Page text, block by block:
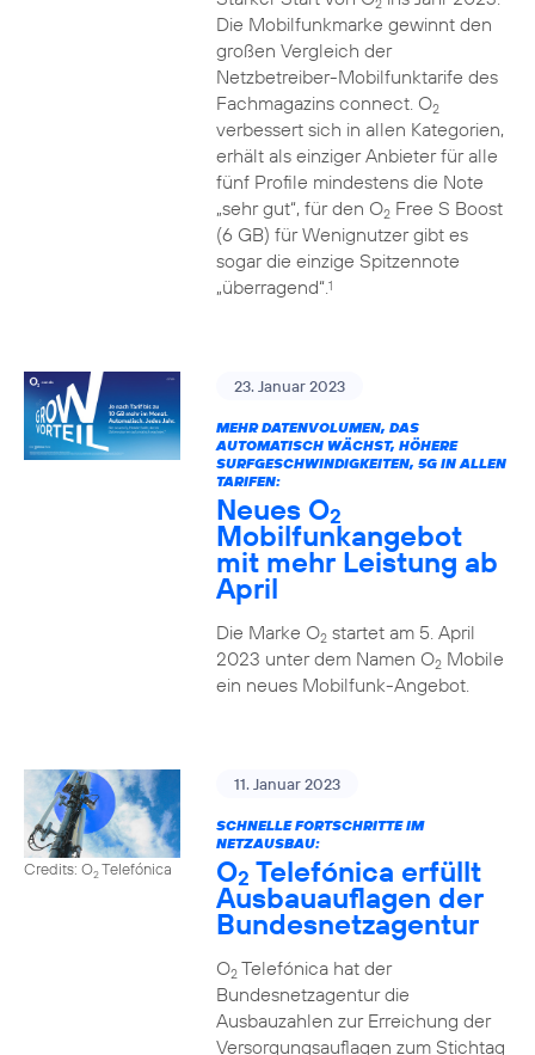
2
Die Mobilfunkmarke gewinnt den
großen Vergleich der
Netzbetreiber-Mobilfunktarife des
Fachmagazins connect. O2
verbessert sich in allen Kategorien,
erhält als einziger Anbieter für alle
fünf Profile mindestens die Note
„sehr gut“, für den O2Free S Boost
(6 GB) für Wenignutzer gibt es
sogar die einzige Spitzennote
„überragend“.1
23. Januar 2023
MEHR DATENVOLUMEN, DAS
AUTOMATISCH WÄCHST, HÖHERE
SURFGESCHWINDIGKEITEN, 5G IN ALLEN
TARIFEN:
Neues O2
Mobilfunkangebot
mit mehr Leistung ab
April
Die Marke O2startet am 5. April
2023 unter dem Namen O2Mobile
ein neues Mobilfunk-Angebot.
Credits: O2Telefónica
11. Januar 2023
SCHNELLE FORTSCHRITTE IM
NETZAUSBAU:
O2 Telefónica erfüllt
Ausbauauflagen der
Bundesnetzagentur
O2Telefónica hat der
Bundesnetzagentur die
Ausbauzahlen zur Erreichung der
Versorgungsauflagen zum Stichtag